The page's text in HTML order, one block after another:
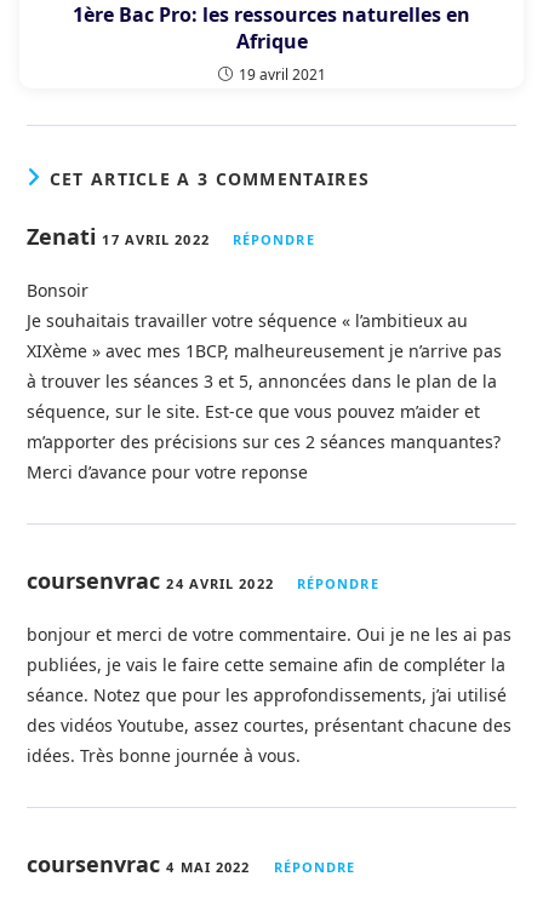
1ère Bac Pro: les ressources naturelles en
Afrique
19 avril 2021
CET ARTICLE A 3 COMMENTAIRES
Zenati 17 AVRIL 2022 RÉPONDRE
Bonsoir
Je souhaitais travailler votre séquence « l’ambitieux au
XIXème » avec mes 1BCP, malheureusement je n’arrive pas
à trouver les séances 3 et 5, annoncées dans le plan de la
séquence, sur le site. Est-ce que vous pouvez m’aider et
m’apporter des précisions sur ces 2 séances manquantes?
Merci d’avance pour votre reponse
coursenvrac24 AVRIL 2022 RÉPONDRE
bonjour et merci de votre commentaire. Oui je ne les ai pas
publiées, je vais le faire cette semaine afin de compléter la
séance. Notez que pour les approfondissements, j’ai utilisé
des vidéos Youtube, assez courtes, présentant chacune des
idées. Très bonne journée à vous.
coursenvrac4 MAI 2022 RÉPONDRE